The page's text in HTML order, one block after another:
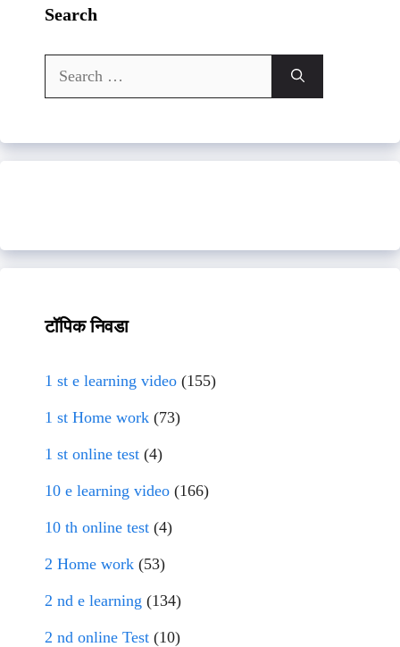
Search
Search
for:
टॉपिक निवडा
1 st e learning video (155)
1 st Home work (73)
1 st online test (4)
10 e learning video (166)
10 th online test (4)
2 Home work (53)
2 nd e learning (134)
2 nd online Test (10)